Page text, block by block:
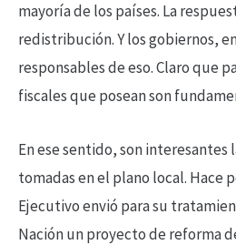
mayoría de los países. La
redistribución. Y los gobiernos,
responsables de eso. Claro que
fiscales que posean son
En ese sentido, son interesantes
tomadas en el plano local. Hace
Ejecutivo envió para su
Nación un proyecto de reforma